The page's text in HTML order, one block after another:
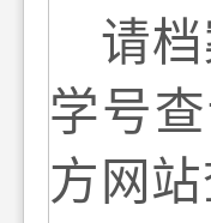
请
学号
方网